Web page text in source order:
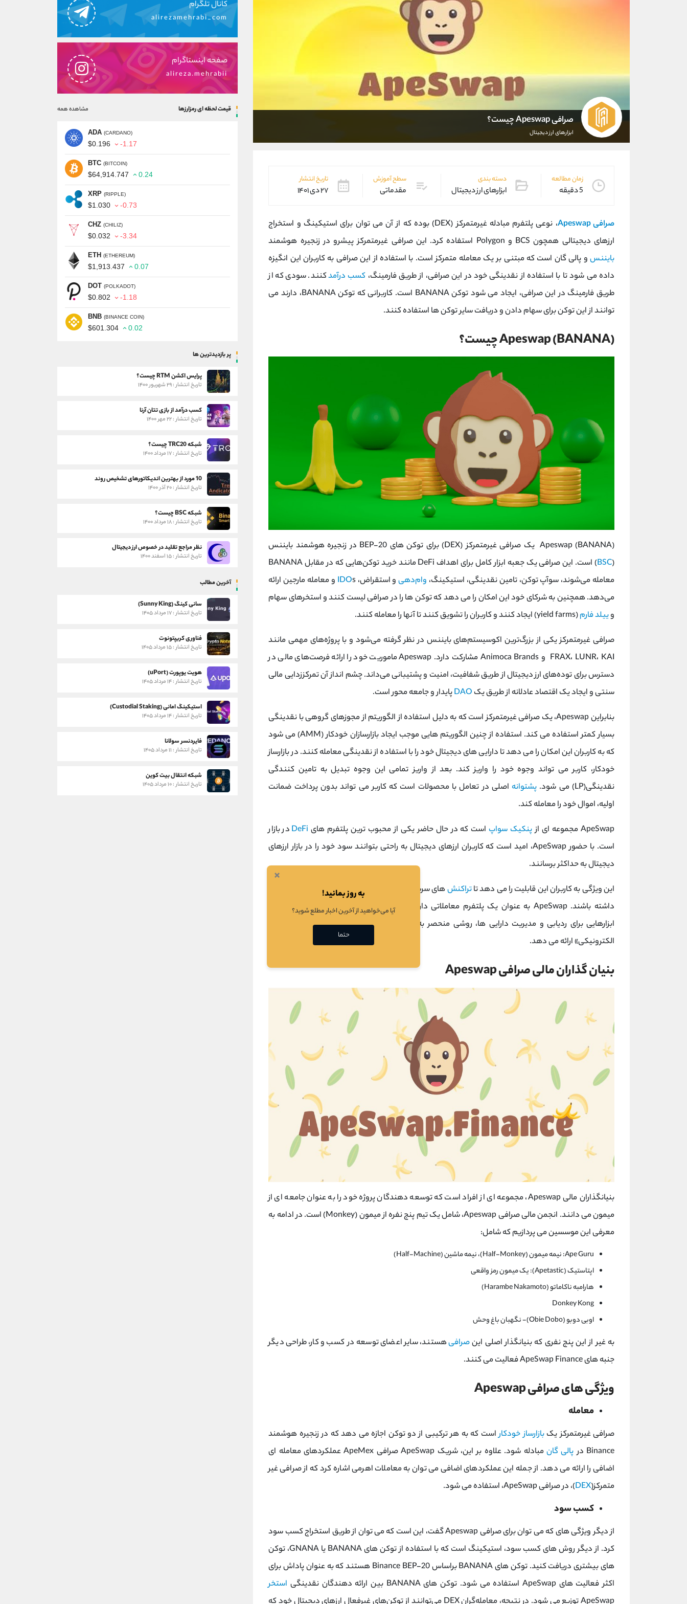
صرافی Apeswap چیست؟
ابزارهای ارز دیجیتال
زمان مطالعه
5 دقیقه
دسته بندی
ابزارهای ارز دیجیتال
سطح آموزش
مقدماتی
تاریخ انتشار
۲۷ دی ۱۴۰۱
صرافی Apeswap
، نوعی پلتفرم مبادله غیرمتمرکز (DEX) بوده که از آن می توان برای استیکینگ و استخراج
ارزهای دیجیتالی همچون BCS و Polygon استفاده کرد. این صرافی غیرمتمرکز پیشرو در زنجیره هوشمند
بایننس و پالی گان است که مبتنی بر یک معامله متمرکز است. با استفاده از این صرافی به کاربران این انگیزه
داده می شود تا با استفاده از نقدینگی خود در این صرافی، از طریق فارمینگ، کسب درآمدکنند. سودی که از
طریق فارمینگ در این صرافی، ایجاد می شود توکن BANANA است. کاربرانی که توکن BANANA، دارند می
توانند از این توکن برای سهام دادن و دریافت سایر توکن ها استفاده کنند.
Apeswap (BANANA) چیست؟
Apeswap (BANANA) یک صرافی غیرمتمرکز (DEX) برای توکن های BEP-20 در زنجیره هوشمند بایننس
(
BSC
) است. این صرافی یک جعبه ابزار کامل برای اهداف DeFi مانند خرید توکن‌هایی که در مقابل BANANA
معامله می‌شوند، سوآپ توکن، تامین نقدینگی، استیکینگ، وام‌دهیو استقراض، IDO s و معامله مارجین ارائه
می‌دهد. همچنین به شرکای خود این امکان را می دهد که توکن ها را در صرافی لیست کنند و استخرهای سهام
وییلد فارم(yield farms) ایجاد کنند و کاربران را تشویق کنند تا آنها را معامله کنند.
صرافی غیرمتمرکز یکی از بزرگ‌ترین اکوسیستم‌های بایننس در نظر گرفته می‌شود و با پروژه‌های مهمی مانند
FRAX، LUNR، KAI و Animoca Brands مشارکت دارد. Apeswap ماموریت خود را ارائه فرصت‌های مالی در
دسترس برای توده‌های ارز دیجیتال از طریق شفافیت، امنیت و پشتیبانی می‌داند. چشم انداز آن تمرکززدایی مالی
سنتی و ایجاد یک اقتصاد عادلانه از طریق یک DAOپایدار و جامعه محور است.
بنابراین Apeswap، یک صرافی غیرمتمرکز است که به دلیل استفاده از الگوریتم از مجوزهای گروهی با نقدینگی
بسیار کمتر استفاده می کند. استفاده از چنین الگوریتم هایی موجب ایجاد بازارسازان خودکار (AMM) می شود
که به کاربران این امکان را می دهد تا دارایی های دیجیتال خود را با استفاده از نقدینگی معامله کنند. در بازارساز
خودکار، کاربر می تواند وجوه خود را واریز کند. بعد از واریز تمامی این وجوه تبدیل به تامین کنندگی
نقدینگی(LP) می شود.
پشتوانه اصلی در تعامل با محصولات است که کاربر می تواند بدون پرداخت ضمانت
اولیه، اموال خود را معامله کند.
ApeSwap مجموعه ای از
پنکیک سواپ است که در حال حاضر یکی از محبوب ترین پلتفرم های DeFi در بازار
است. با حضور ApeSwap، امید است که کاربران ارزهای دیجیتال به راحتی بتوانند سود خود را در بازار ارزهای
دیجیتال به حداکثر برسانند.
این ویژگی به کاربران این قابلیت را می دهد تاتراکنشهای سریع و کارمزدهای بسیار پایینی در مقایسه با
داشته باشند. ApeSwap به عنوان یک پلتفرم معاملاتی دارایی های رمزنگاری شده با رابط کاربری آسان و
ابزارهایی برای ردیابی و مدیریت دارایی ها، روشی منحصر به فرد برای کسب سود با «صرفه جویی در پول
الکترونیکی» ارائه می دهد.
بنیان گذاران مالی صرافی Apeswap
بنیانگذاران مالی Apeswap، مجموعه ای از افراد است که توسعه دهندگان پروژه خود را به عنوان جامعه ای از
میمون می دانند. انجمن مالی صرافی Apeswap، شامل یک تیم پنج نفره از میمون (Monkey) است. در ادامه به
معرفی این موسسین می پردازیم که شامل:
Ape Guru: نیمه میمون (Half-Monkey)، نیمه ماشین (Half-Machine)
اپتاستیک (Apetastic): یک میمون رمز واقعی
هارامبه ناکاماتو (Harambe Nakamoto)
Donkey Kong
اوبی دوبو (Obie Dobo)- نگهبان باغ وحش
به غیر از این پنج نفری که بنیانگذار اصلی اینصرافیهستند، سایر اعضای توسعه در کسب و کار، طراحی دیگر
جنبه های ApeSwap Finance فعالیت می کنند.
ویژگی های صرافی Apeswap
معامله
صرافی غیرمتمرکز یکبازارساز خودکاراست که به هر ترکیبی از دو توکن اجازه می دهد که در زنجیره هوشمند
Binance در
پالی گان
مبادله شود. علاوه بر این، شریک ApeSwap صرافی ApeMex عملکردهای معامله ای
اضافی را ارائه می دهد. از جمله این عملکردهای اضافی می توان به معاملات اهرمی اشاره کرد که از صرافی غیر
متمرکز(DEX)، در صرافی ApeSwap، استفاده می شود.
کسب سود
از دیگر ویژگی های که می توان برای صرافی Apeswap گفت، این است که می توان از طریق استخراج کسب سود
کرد. از دیگر روش های کسب سود، استیکینگ است که با استفاده از توکن های BANANA یا GNANA، توکن
های بیشتری دریافت کنید. توکن های BANANA براساس Binance BEP-20 هستند که به عنوان پاداش برای
اکثر فعالیت های ApeSwap استفاده می شود. توکن های BANANA بین ارائه دهندگان نقدینگی
استخر
کانال تلگرام
alirezamehrabi_com
صفحه اینستاگرام
alireza.mehrabii
قیمت لحظه ای رمزارزها مشاهده همه
ADA (CARDANO)
$0.196 -1.17
BTC (BITCOIN)
$64,914.747 0.24
XRP (RIPPLE)
$1.030 -0.73
CHZ (CHILIZ)
$0.032 -3.34
ETH (ETHEREUM)
$1,913.437 0.07
DOT (POLKADOT)
$0.802 -1.18
BNB (BINANCE COIN)
$601.304 0.02
پر بازدیدترین ها
پرایس اکشن RTM چیست؟
تاریخ انتشار : ۲۹ شهریور ۱۴۰۰
کسب درآمد از بازی تتان آرنا
تاریخ انتشار : ۲۲ مهر ۱۴۰۰
شبکه TRC20 چیست؟
تاریخ انتشار : ۱۷ مرداد ۱۴۰۰
10 مورد از بهترین اندیکاتورهای تشخیص روند
تاریخ انتشار : ۲۰ آذر ۱۴۰۰
شبکه BSC چیست؟
تاریخ انتشار : ۱۸ مرداد ۱۴۰۰
نظر مراجع تقلید در خصوص ارز دیجیتال
تاریخ انتشار : ۱۵ اسفند ۱۴۰۰
آخرین مطالب
سانی کینگ (Sunny King)
تاریخ انتشار : ۱۷ مرداد ۱۴۰۵
فناوری کریپتونوت
تاریخ انتشار : ۱۵ مرداد ۱۴۰۵
هویت یوپورت (uPort)
تاریخ انتشار : ۱۴ مرداد ۱۴۰۵
استیکینگ امانی (Custodial Staking)
تاریخ انتشار : ۱۴ مرداد ۱۴۰۵
فایردنسر سولانا
تاریخ انتشار : ۱۱ مرداد ۱۴۰۵
شبکه انتقال بیت کوین
تاریخ انتشار : ۱۰ مرداد ۱۴۰۵
×
به روز بمانید!
آیا می‌خواهید از آخرین اخبار مطلع شوید؟
حتما